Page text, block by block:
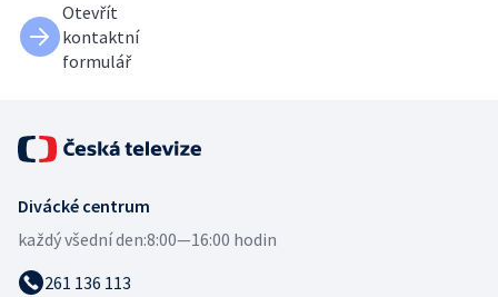
Otevřít
kontaktní
formulář
Divácké centrum
každý všední den:8:00—16:00 hodin
261 136 113